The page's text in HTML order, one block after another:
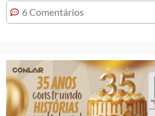
6 Comentários